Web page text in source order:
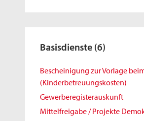
Basisdienste (6)
Bescheinigung zur Vorlage
(Kinderbetreuungskosten)
Gewerberegisterauskunft
Mittelfreigabe / Projekte